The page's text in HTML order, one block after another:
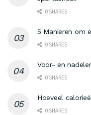
0 SHARES
5 Manieren om
0 SHARES
Voor- en
0 SHARES
Hoeveel
0 SHARES